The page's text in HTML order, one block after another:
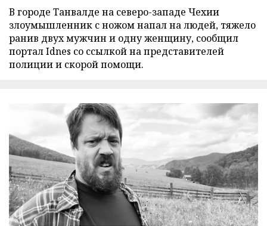
В городе Танвалде на северо-западе Чехии
злоумышленник с ножом напал на людей, тяжело
ранив двух мужчин и одну женщину, сообщил
портал Idnes со ссылкой на представителей
полиции и скорой помощи.